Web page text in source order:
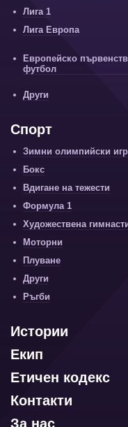
Лига 1
Лига Европа
Европейско
футбол
Други
Спорт
Зимни олимпийски
Бокс
Вдигане на тежести
Формула 1
Художествена
Моторни
Плуване
Други
Ръгби
Истории
Екип
Етичен кодекс
Контакти
За нас